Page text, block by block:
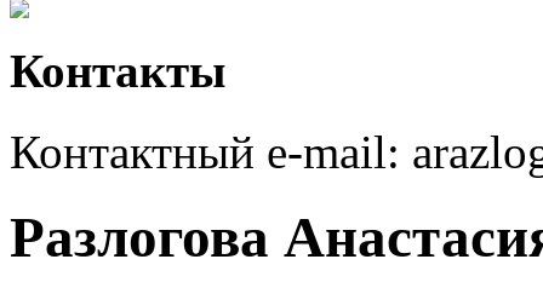
Контакты
Контактный e-mail:
Разлогова